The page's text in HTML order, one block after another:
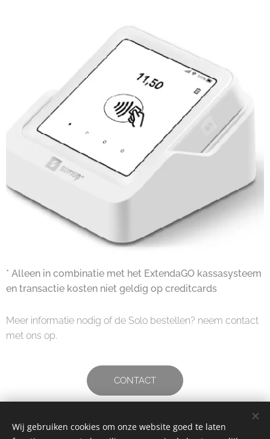
* Alleen in combinatie met het ExtendaGO kassasysteem
en transactie kosten niet geldig op creditcards
Meer informatie nodig of de Solo bestellen? neem contact
met ons op.
CONTACT
Wij gebruiken cookies om onze website goed te laten